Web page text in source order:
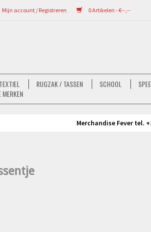
0 Artikelen - €--,--
Mijn account / Registreren
RUGZAK / TASSEN SCHOOL
MERKEN
Merchandise Fever tel.